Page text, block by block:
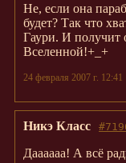
Не, если она
будет? Так что
Гаури. И получит
Вселенной!+_+
24 февраля 2007 г. 12:41
Никэ Класс
Даааааа! А всё